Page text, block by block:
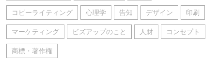
コピーライティング 心理学 告知 デザイン 印刷
マーケティング ビズアップのこと 人財 コンセプト
商標・著作権